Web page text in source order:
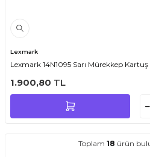
Lexmark
Lexmark 14N1095 Sarı Mürekkep
1.900,80 TL
Toplam 18 ürün